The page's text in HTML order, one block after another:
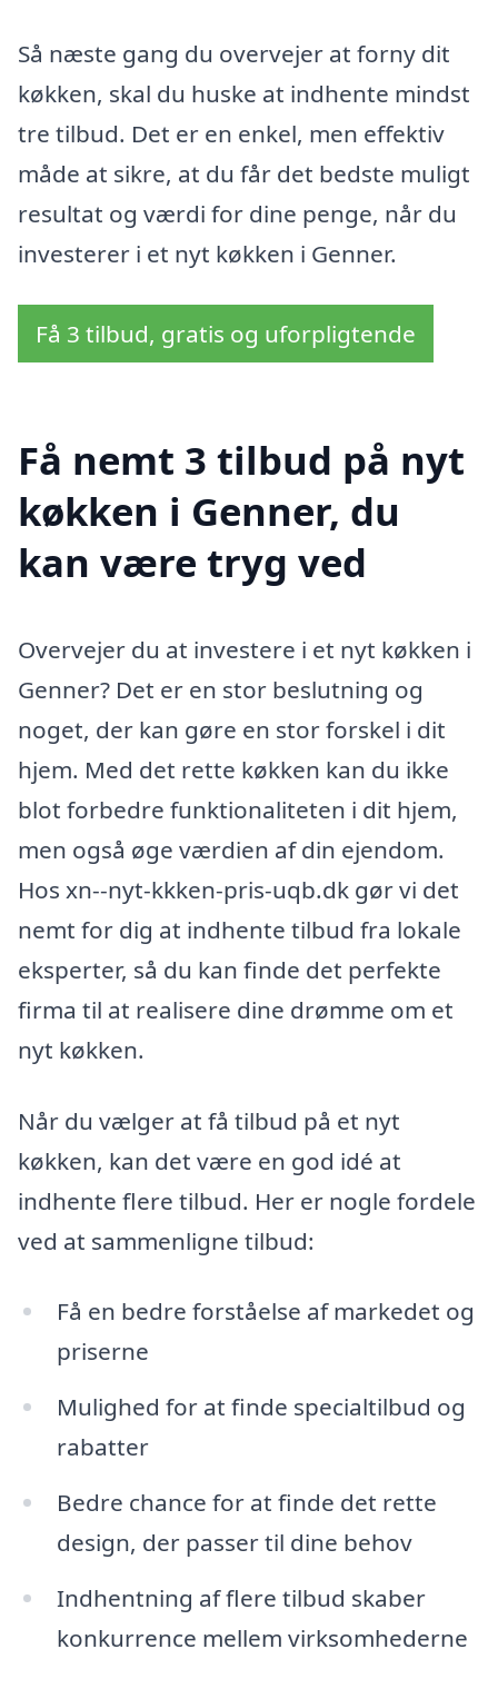
Så næste gang du overvejer at forny dit
køkken, skal du huske at indhente mindst
tre tilbud. Det er en enkel, men effektiv
måde at sikre, at du får det bedste muligt
resultat og værdi for dine penge, når du
investerer i et nyt køkken i Genner.
Få 3 tilbud, gratis og uforpligtende
Få nemt 3 tilbud på nyt
køkken i Genner, du
kan være tryg ved
Overvejer du at investere i et nyt køkken i
Genner? Det er en stor beslutning og
noget, der kan gøre en stor forskel i dit
hjem. Med det rette køkken kan du ikke
blot forbedre funktionaliteten i dit hjem,
men også øge værdien af din ejendom.
Hos xn--nyt-kkken-pris-uqb.dk gør vi det
nemt for dig at indhente tilbud fra lokale
eksperter, så du kan finde det perfekte
firma til at realisere dine drømme om et
nyt køkken.
Når du vælger at få tilbud på et nyt
køkken, kan det være en god idé at
indhente flere tilbud. Her er nogle fordele
ved at sammenligne tilbud:
Få en bedre forståelse af markedet og
priserne
Mulighed for at finde specialtilbud og
rabatter
Bedre chance for at finde det rette
design, der passer til dine behov
Indhentning af flere tilbud skaber
konkurrence mellem virksomhederne